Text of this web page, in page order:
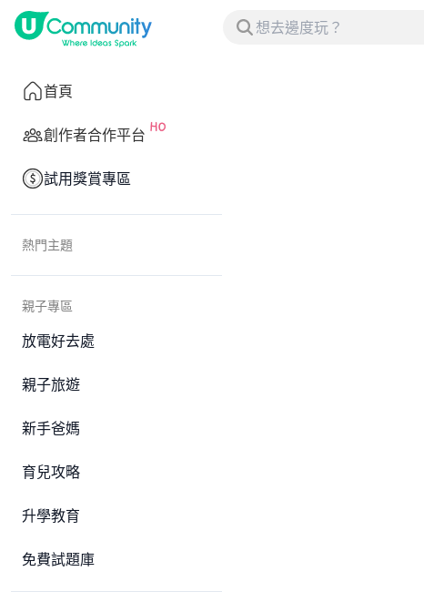
首頁
創作者合作平台
試用獎賞專區
熱門主題
親子專區
放電好去處
親子旅遊
新手爸媽
育兒攻略
升學教育
免費試題庫